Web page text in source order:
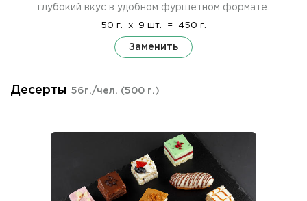
глубокий вкус в удобном фуршетном формате.
50 г. x 9 шт. = 450 г.
Заменить
Десерты 56г./чел. (500 г.)